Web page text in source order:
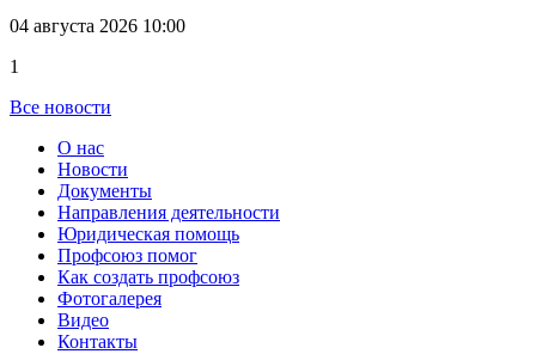
04 августа 2026 10:00
1
Все новости
О нас
Новости
Документы
Направления деятельности
Юридическая помощь
Профсоюз помог
Как создать профсоюз
Фотогалерея
Видео
Контакты